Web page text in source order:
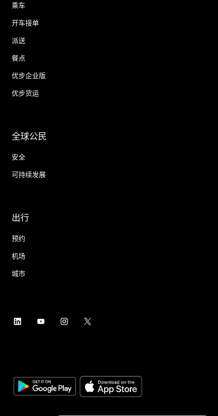
乘车
开车接单
派送
餐点
优步企业版
优步货运
全球公民
安全
可持续发展
出行
预约
机场
城市